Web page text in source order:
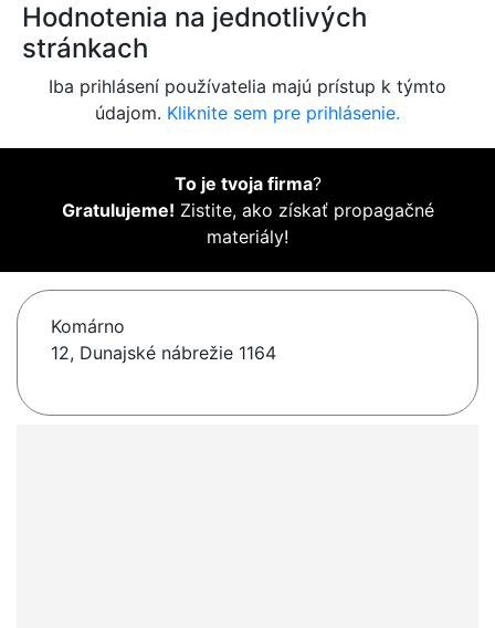
Hodnotenia na jednotlivých
stránkach
Iba prihlásení používatelia majú prístup k týmto
údajom. Kliknite sem pre prihlásenie.
To je tvoja firma?
Gratulujeme! Zistite, ako získať propagačné
materiály!
Komárno
12, Dunajské nábrežie 1164